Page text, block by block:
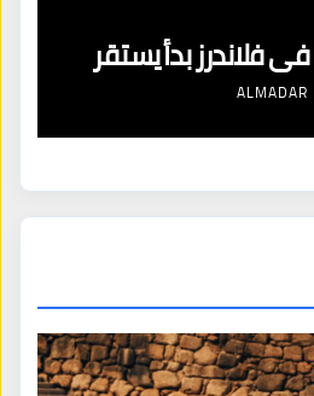
فلاندرز بدأ يستقر
ALMADAR